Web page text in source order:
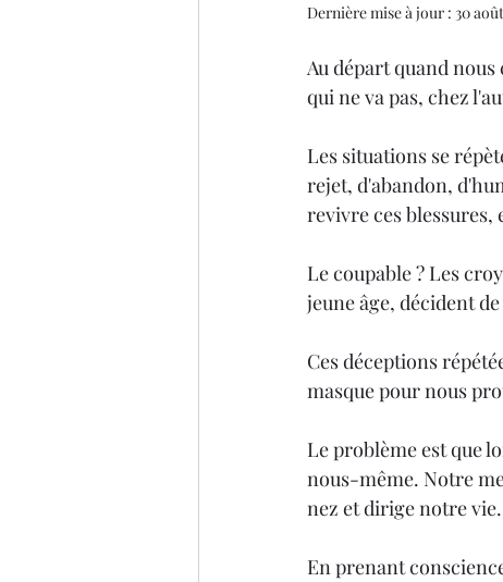
Dernière mise à jour : 30
Au départ quand
qui ne va pas, chez
Les situations se
rejet, d'abandon,
revivre ces blessures,
Le coupable ? Les
jeune âge, décident
Ces déceptions
masque pour nous
Le problème est que
nous-même. Notre
nez et dirige notre vie.
En prenant